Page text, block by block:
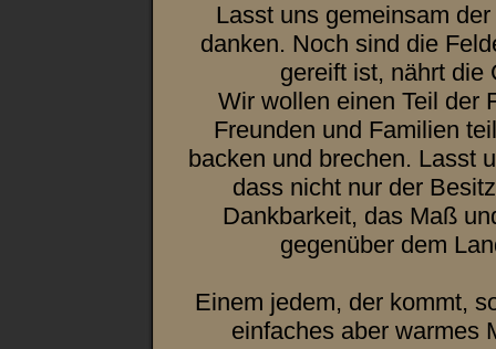
Lasst uns gemeinsam
danken. Noch sind die
gereift ist, nährt die
Wir wollen einen Teil der
Freunden und Familien
backen und brechen. Lasst
dass nicht nur der
Dankbarkeit, das Maß
gegenüber dem
Einem jedem, der kommt,
einfaches aber warmes